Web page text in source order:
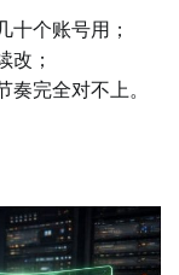
十个账号用；
改；
奏完全对不上。